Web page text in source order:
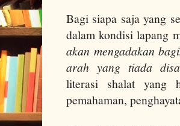
Bagi siapa saja yang
dalam kondisi lapang
akan mengadakan
arah yang tiada
literasi shalat yang
pemahaman,